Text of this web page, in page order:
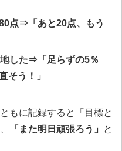
点⇒「あと20点、もう
した⇒「足らずの5％
そう！」
もに記録すると「目標と
「また明日頑張ろう」
と